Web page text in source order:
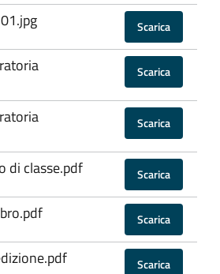
Scarica
Scarica
Scarica
di classe.pdf Scarica
Scarica
Scarica